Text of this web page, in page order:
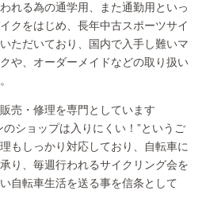
れる為の通学用、また通勤用といっ
クをはじめ、長年中古スポーツサイ
ただいており、国内で入手し難いマ
や、オーダーメイドなどの取り扱い
売・修理を専門としています
ショップは入りにくい！”というご
もしっかり対応しており、自転車に
り、毎週行われるサイクリング会を
自転車生活を送る事を信条として